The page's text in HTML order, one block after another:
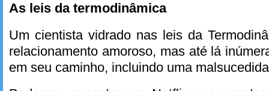
As leis da termodinâmica
Um cientista vidrado nas leis da
relacionamento amoroso, mas até lá
em seu caminho, incluindo uma